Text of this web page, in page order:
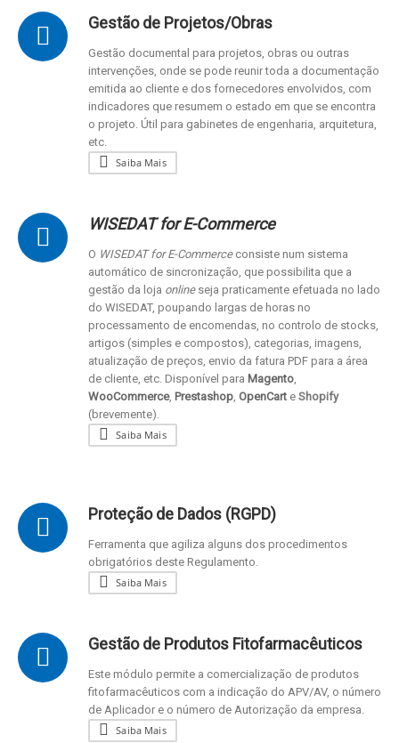
Gestão de Projetos/Obras
Gestão documental para projetos, obras ou outras
intervenções, onde se pode reunir toda a documentação
emitida ao cliente e dos fornecedores envolvidos, com
indicadores que resumem o estado em que se encontra
o projeto. Útil para gabinetes de engenharia, arquitetura,
etc.
Saiba Mais
WISEDAT for E-Commerce
O WISEDAT for E-Commerceconsiste num sistema
automático de sincronização, que possibilita que a
gestão da loja onlineseja praticamente efetuada no lado
do WISEDAT, poupando largas de horas no
processamento de encomendas, no controlo de stocks,
artigos (simples e compostos), categorias, imagens,
atualização de preços, envio da fatura PDF para a área
de cliente, etc. Disponível para Magento,
WooCommerce, Prestashop, OpenCart e Shopify
(brevemente).
Saiba Mais
Proteção de Dados (RGPD)
Ferramenta que agiliza alguns dos procedimentos
obrigatórios deste Regulamento.
Saiba Mais
Gestão de Produtos Fitofarmacêuticos
Este módulo permite a comercialização de produtos
fitofarmacêuticos com a indicação do APV/AV, o número
de Aplicador e o número de Autorização da empresa.
Saiba Mais